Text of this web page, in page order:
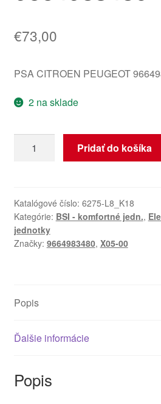
€73,00
PSA CITROEN PEUGEOT
2 na sklade
ECU
X05-
00
Citroën
Peugeot
Pridať do košíka
Katalógové číslo: 6275-L8_K18
Kategórie: BSI - komfortné jedn.,
jednotky
Značky: 9664983480, X05-00
Popis
Ďalšie informácie
Popis